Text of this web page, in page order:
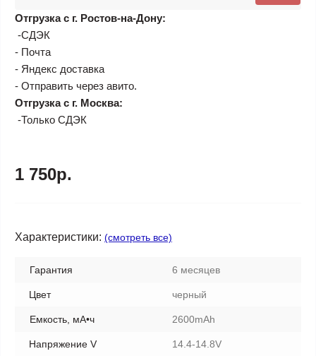
Отгрузка с г. Ростов-на-Дону:
-СДЭК
- Почта
- Яндекс доставка
- Отправить через авито.
Отгрузка с г. Москва:
-Только СДЭК
1 750р.
Характеристики: (смотреть все)
Гарантия 6 месяцев
Цвет черный
Емкость, мА•ч 2600mAh
Напряжение V 14.4-14.8V